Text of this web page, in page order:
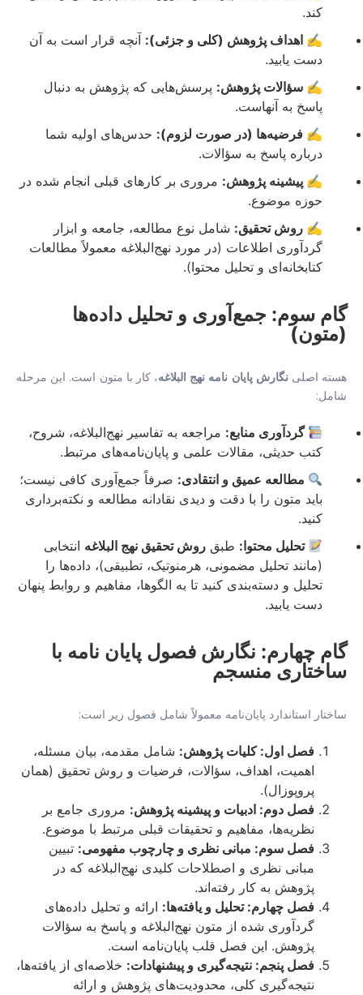
کند.
✍️ اهداف پژوهش (کلی و جزئی): آنچه قرار است به آن
دست یابید.
✍️ سؤالات پژوهش: پرسش‌هایی که پژوهش به دنبال
پاسخ به آنهاست.
✍️ فرضیه‌ها (در صورت لزوم): حدس‌های اولیه شما
درباره پاسخ به سؤالات.
✍️ پیشینه پژوهش: مروری بر کارهای قبلی انجام شده در
حوزه موضوع.
✍️ روش تحقیق: شامل نوع مطالعه، جامعه و ابزار
گردآوری اطلاعات (در مورد نهج‌البلاغه معمولاً مطالعات
کتابخانه‌ای و تحلیل محتوا).
گام سوم: جمع‌آوری و تحلیل داده‌ها
(متون)
هسته اصلینگارش پایان نامه نهج البلاغه، کار با متون است. این مرحله
شامل:
گردآوری منابع: مراجعه به تفاسیر نهج‌البلاغه، شروح،
کتب حدیثی، مقالات علمی و پایان‌نامه‌های مرتبط.
مطالعه عمیق و انتقادی: صرفاً جمع‌آوری کافی نیست؛
باید متون را با دقت و دیدی نقادانه مطالعه و نکته‌برداری
کنید.
تحلیل محتوا: طبقروش تحقیق نهج البلاغه انتخابی
(مانند تحلیل مضمونی، هرمنوتیک، تطبیقی)، داده‌ها را
تحلیل و دسته‌بندی کنید تا به الگوها، مفاهیم و روابط پنهان
دست یابید.
گام چهارم: نگارش فصول پایان نامه با
ساختاری منسجم
ساختار استاندارد پایان‌نامه معمولاً شامل فصول زیر است:
فصل اول: کلیات پژوهش: شامل مقدمه، بیان مسئله،
اهمیت، اهداف، سؤالات، فرضیات و روش تحقیق (همان
پروپوزال).
فصل دوم: ادبیات و پیشینه پژوهش: مروری جامع بر
نظریه‌ها، مفاهیم و تحقیقات قبلی مرتبط با موضوع.
فصل سوم: مبانی نظری و چارچوب مفهومی: تبیین
مبانی نظری و اصطلاحات کلیدی نهج‌البلاغه که در
پژوهش به کار رفته‌اند.
فصل چهارم: تحلیل و یافته‌ها: ارائه و تحلیل داده‌های
گردآوری شده از متون نهج‌البلاغه و پاسخ به سؤالات
پژوهش. این فصل قلب پایان‌نامه است.
فصل پنجم: نتیجه‌گیری و پیشنهادات: خلاصه‌ای از یافته‌ها،
نتیجه‌گیری کلی، محدودیت‌های پژوهش و ارائه